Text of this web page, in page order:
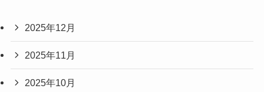
2025年12月
2025年11月
2025年10月